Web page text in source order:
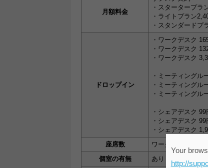
月額料金
・スタータープラ
・ライトプラン
・スタンダードプ
ドロップイン
・ワークデスク
・ワークデスク
・ワークデスク
・ミーティングル
・ミーティングル
・ミーティングル
・シェアデスク 99
・シェアデスク
・シェアデスク
座席数
ワークデスク：10
個室の有無
あり（ミーティン
Your
http://